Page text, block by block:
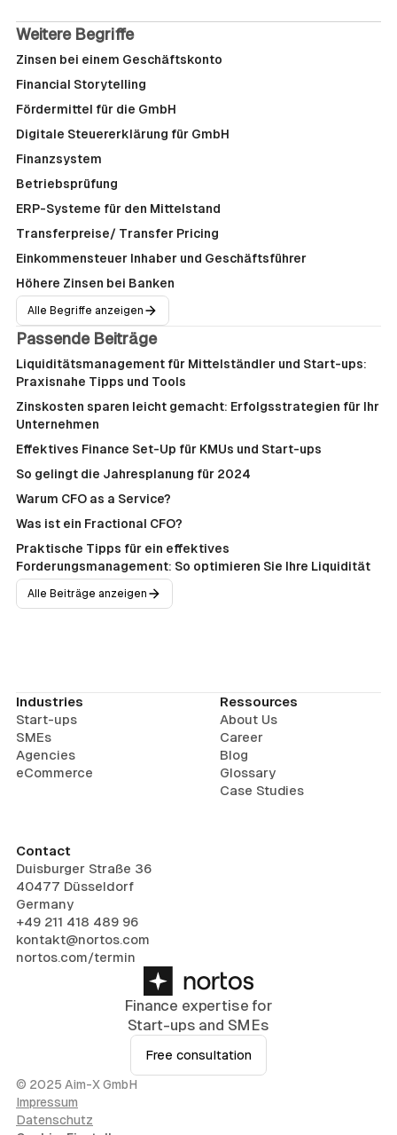
Weitere Begriffe
Zinsen bei einem Geschäftskonto
Financial Storytelling
Fördermittel für die GmbH
Digitale Steuererklärung für GmbH
Finanzsystem
Betriebsprüfung
ERP-Systeme für den Mittelstand
Transferpreise/ Transfer Pricing
Einkommensteuer Inhaber und Geschäftsführer
Höhere Zinsen bei Banken
Alle Begriffe anzeigen
Passende Beiträge
Liquiditätsmanagement für Mittelständler und Start-ups:
Praxisnahe Tipps und Tools
Zinskosten sparen leicht gemacht: Erfolgsstrategien für Ihr
Unternehmen
Effektives Finance Set-Up für KMUs und Start-ups
So gelingt die Jahresplanung für 2024
Warum CFO as a Service?
Was ist ein Fractional CFO?
Praktische Tipps für ein effektives
Forderungsmanagement: So optimieren Sie Ihre Liquidität
Alle Beiträge anzeigen
Finance expertise for
Start-ups and SMEs
Free consultation
Industries
Start-ups
SMEs
Agencies
eCommerce
Ressources
About Us
Career
Blog
Glossary
Case Studies
Contact
Duisburger Straße 36
40477 Düsseldorf
Germany
+49 211 418 489 96
kontakt@nortos.com
nortos.com/termin
© 2025 Aim-X GmbH
Impressum
Datenschutz